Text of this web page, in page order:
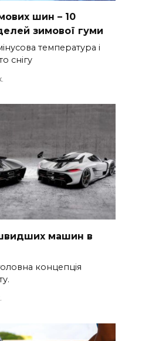
шин – 10
зимової гуми
температура і
снігу
машин в
концепція